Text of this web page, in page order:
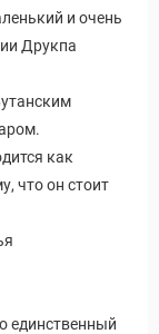
и очень
Друкпа
как
что он стоит
единственный